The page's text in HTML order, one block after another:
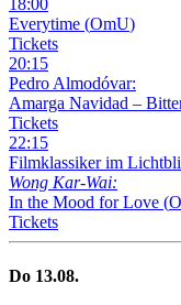
Everytime (OmU)
Tickets
20:15
Pedro Almodóvar:
Amarga Navidad –
Tickets
22:15
Filmklassiker im
Wong Kar-Wai:
In the Mood for Love (
Tickets
Do 13.08.